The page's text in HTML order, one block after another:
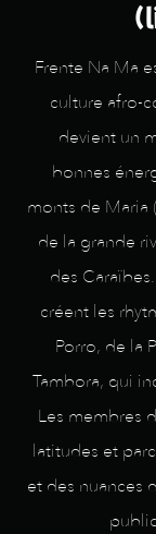
Frente Na Ma
culture afro-
devient un
bonnes
monts de Maria
de la grande
des
créent les
Porro, de la
Tambora, qui
Les membres
latitudes et
et des nuances